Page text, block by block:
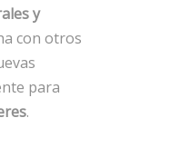
y
con otros
para
.